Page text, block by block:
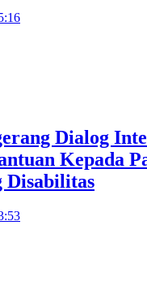
Dialog
Kepada
Disabilitas